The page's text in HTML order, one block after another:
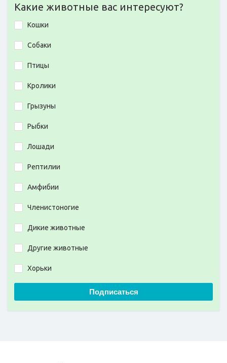
Какие животные вас интересуют?
Кошки
Собаки
Птицы
Кролики
Грызуны
Рыбки
Лошади
Рептилии
Амфибии
Членистоногие
Дикие животные
Другие животные
Хорьки
Подписаться